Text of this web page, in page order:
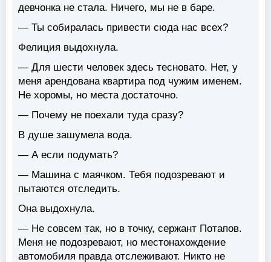
девчонка не стала. Ничего, мы не в баре.
— Ты собиралась привести сюда нас всех?
Фелиция выдохнула.
— Для шести человек здесь тесновато. Нет, у
меня арендована квартира под чужим именем.
Не хоромы, но места достаточно.
— Почему не поехали туда сразу?
В душе зашумела вода.
— А если подумать?
— Машина с маячком. Тебя подозревают и
пытаются отследить.
Она выдохнула.
— Не совсем так, но в точку, сержант Потапов.
Меня не подозревают, но местонахождение
автомобиля правда отслеживают. Никто не